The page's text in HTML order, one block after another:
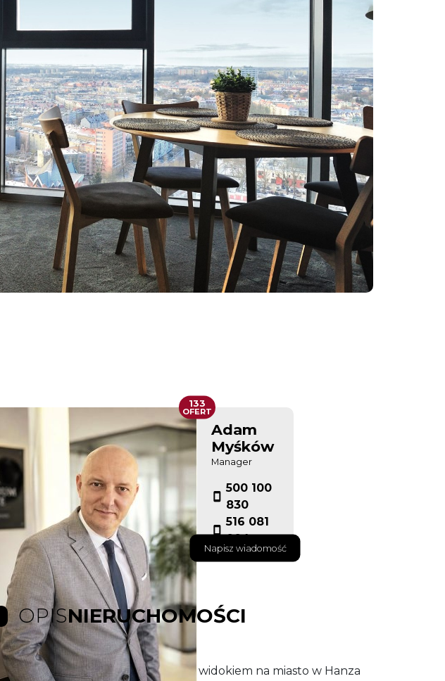
Adam
Myśków
Manager
500 100
830
516 081
004
Napisz wiadomość
133
OFERT
OPISNIERUCHOMOŚCI
Wynajmę 3 pokojowy apartament z widokiem na miasto w Hanza